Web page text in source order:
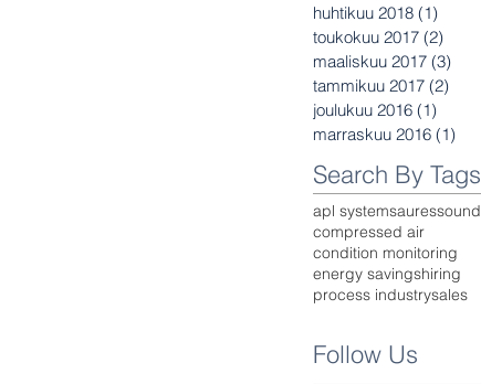
huhtikuu 2018 (1)
toukokuu 2017 (2)
maaliskuu 2017 (3)
tammikuu 2017 (2)
joulukuu 2016 (1)
marraskuu 2016 (1)
Search By Tags
apl systemsauressound
compressed air
condition monitoring
energy savingshiring
process industrysales
Follow Us